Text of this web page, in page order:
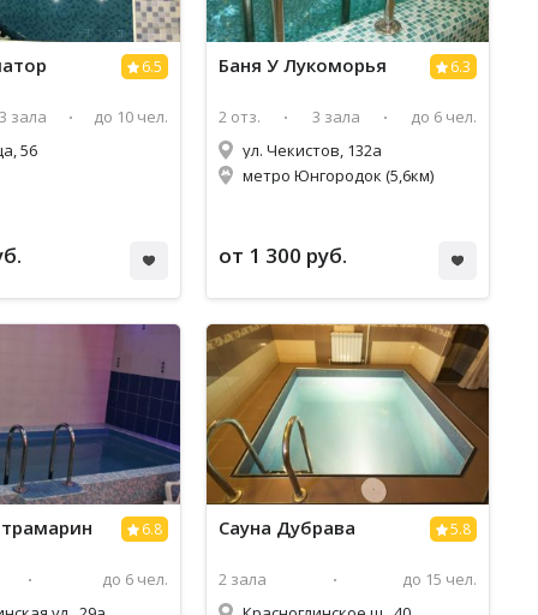
6.5
3 зала
до 10 чел.
56
6.3
Баня У Лукоморья
2 отз. 3 зала
до 6 чел.
ул. Чекистов, 132а
метро Юнгородок (5,6км)
от 1 300 руб.
6.8
до 6 чел.
5.8
Сауна Дубрава
2 зала
до 15 чел.